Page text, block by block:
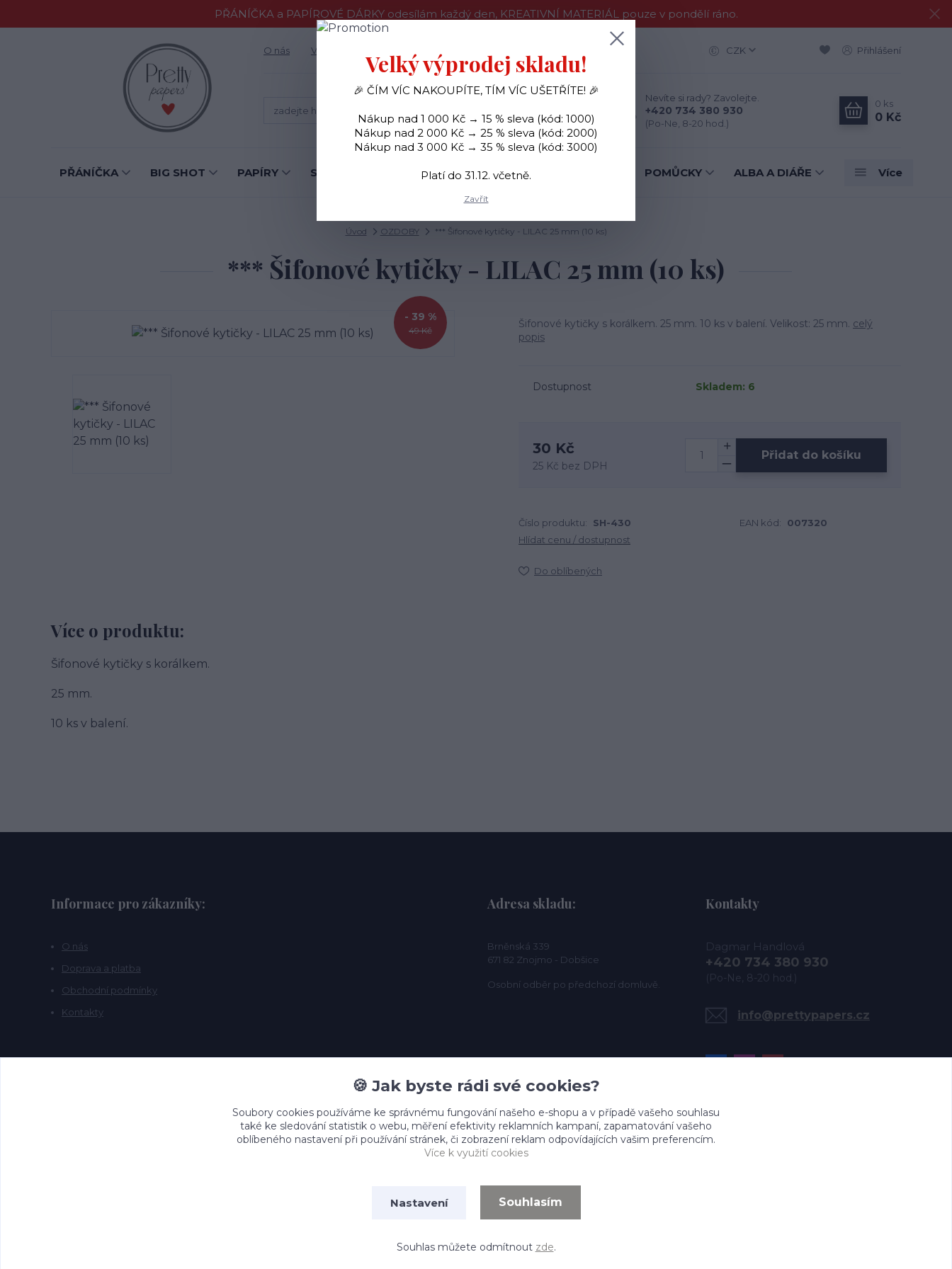
PŘÁNÍČKA a PAPÍROVÉ DÁRKY odesílám každý den, KREATIVNÍ MATERIÁL pouze v pondělí ráno.
O nás Vše o nákupu CZK Přihlášení
Nevíte si rady? Zavolejte.
+420 734 380 930
(Po-Ne, 8-20 hod.)
0 ks
0 Kč
PŘÁNÍČKA BIG SHOT PAPÍRY SAMOLEPKY OZDOBY RAZÍTKA POMŮCKY ALBA A DIÁŘE Více
Úvod OZDOBY *** Šifonové kytičky - LILAC 25 mm (10 ks)
*** Šifonové kytičky - LILAC 25 mm (10 ks)
49 Kč
- 39 %
Šifonové kytičky s korálkem. 25 mm. 10 ks v balení. Velikost: 25 mm. celý
popis
Dostupnost Skladem: 6
30 Kč
25 Kč bez DPH
Přidat do košíku
Číslo produktu: SH-430 EAN kód:
007320
Hlídat cenu / dostupnost
Do oblíbených
Více o produktu:
Šifonové kytičky s korálkem.
25 mm.
10 ks v balení.
Informace pro zákazníky:
O nás
Doprava a platba
Obchodní podmínky
Kontakty
Adresa skladu:
Brněnská 339
671 82 Znojmo - Dobšice
Osobní odběr po předchozí domluvě.
Kontakty
Dagmar Handlová
+420 734 380 930
(Po-Ne, 8-20 hod.)
info@prettypapers.cz
Velký výprodej skladu!
🎉 ČÍM VÍC NAKOUPÍTE, TÍM VÍC UŠETŘÍTE! 🎉
Nákup nad 1 000 Kč → 15 % sleva (kód: 1000)
Nákup nad 2 000 Kč → 25 % sleva (kód: 2000)
Nákup nad 3 000 Kč → 35 % sleva (kód: 3000)
Platí do 31.12. včetně.
Zavřít
🍪 Jak byste rádi své cookies?
Soubory cookies používáme ke správnému fungování našeho e-shopu a v případě vašeho souhlasu
také ke sledování statistik o webu, měření efektivity reklamních kampaní, zapamatování vašeho
oblíbeného nastavení při používání stránek, či zobrazení reklam odpovídajících vašim preferencím.
Více k využití cookies
Nastavení Souhlasím
Souhlas můžete odmítnout zde.